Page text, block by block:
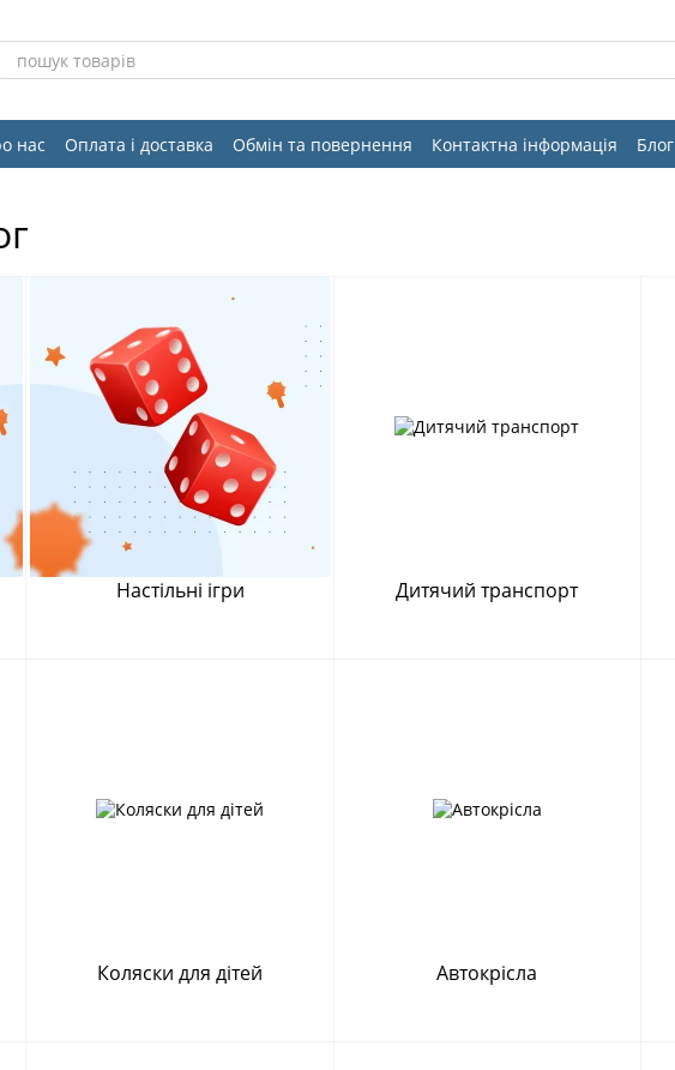
нас Оплата і доставка Обмін та повернення Контактна інформація Блог
магазин
Настільні ігри Дитячий транспорт
Коляски для дітей Автокрісла